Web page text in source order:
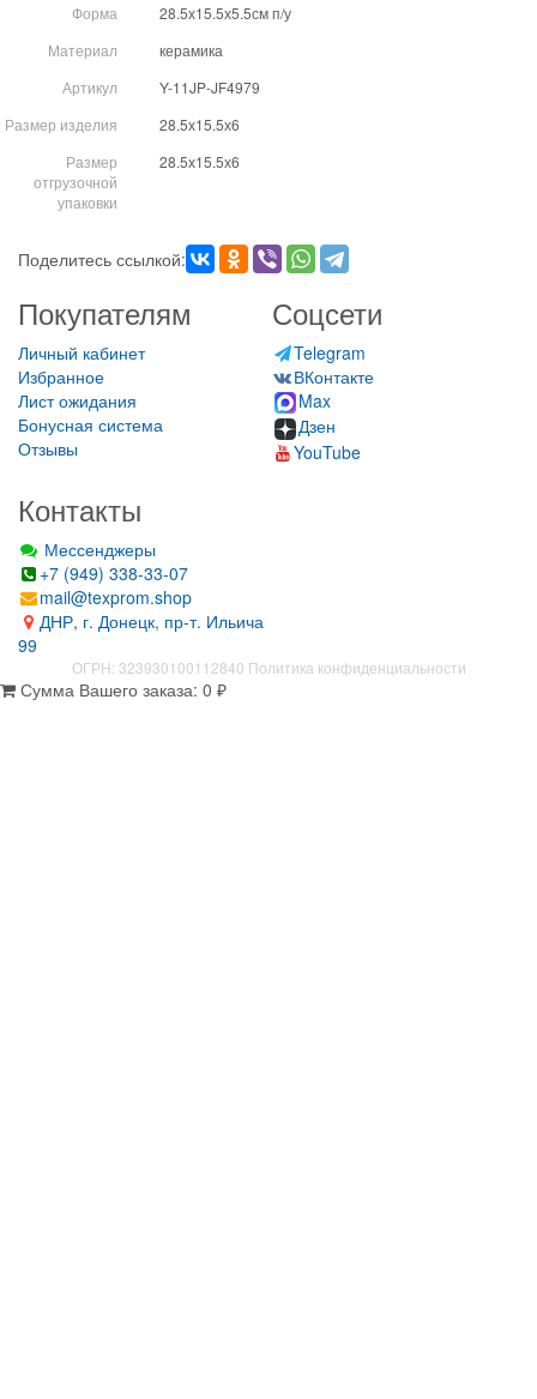
Форма
28.5х15.5х5.5см п/у
Материал
керамика
Артикул
Y-11JP-JF4979
Размер изделия
28.5х15.5х6
Размер
отгрузочной
упаковки
28.5х15.5х6
Поделитесь ссылкой:
Покупателям
Личный кабинет
Избранное
Лист ожидания
Бонусная система
Отзывы
Соцсети
Telegram
ВКонтакте
Max
Дзен
YouTube
Контакты
Мессенджеры
+7 (949) 338-33-07
mail@texprom.shop
ДНР, г. Донецк, пр-т. Ильича
99
ОГРН: 323930100112840 Политика конфиденциальности
Сумма Вашего заказа: 0 ₽